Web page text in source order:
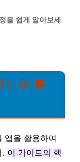
을 쉽게 알아보세
허증 분
앱을 활용하여
. 이 가이드의 핵